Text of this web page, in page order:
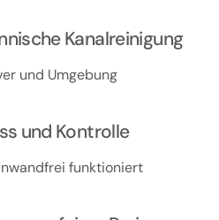
Kanalreinigung
und Umgebung
und Kontrolle
funktioniert